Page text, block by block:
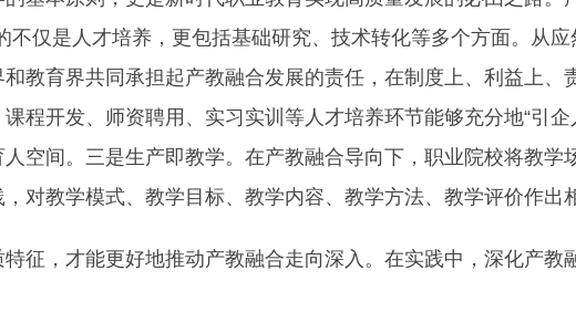
不仅是人才培养，更包括基础研究、技术转化等多个方面。从
教育界共同承担起产教融合发展的责任，在制度上、利益上
程开发、师资聘用、实习实训等人才培养环节能够充分地“引
空间。三是生产即教学。在产教融合导向下，职业院校将教
对教学模式、教学目标、教学内容、教学方法、教学评价作出
，才能更好地推动产教融合走向深入。在实践中，深化产教